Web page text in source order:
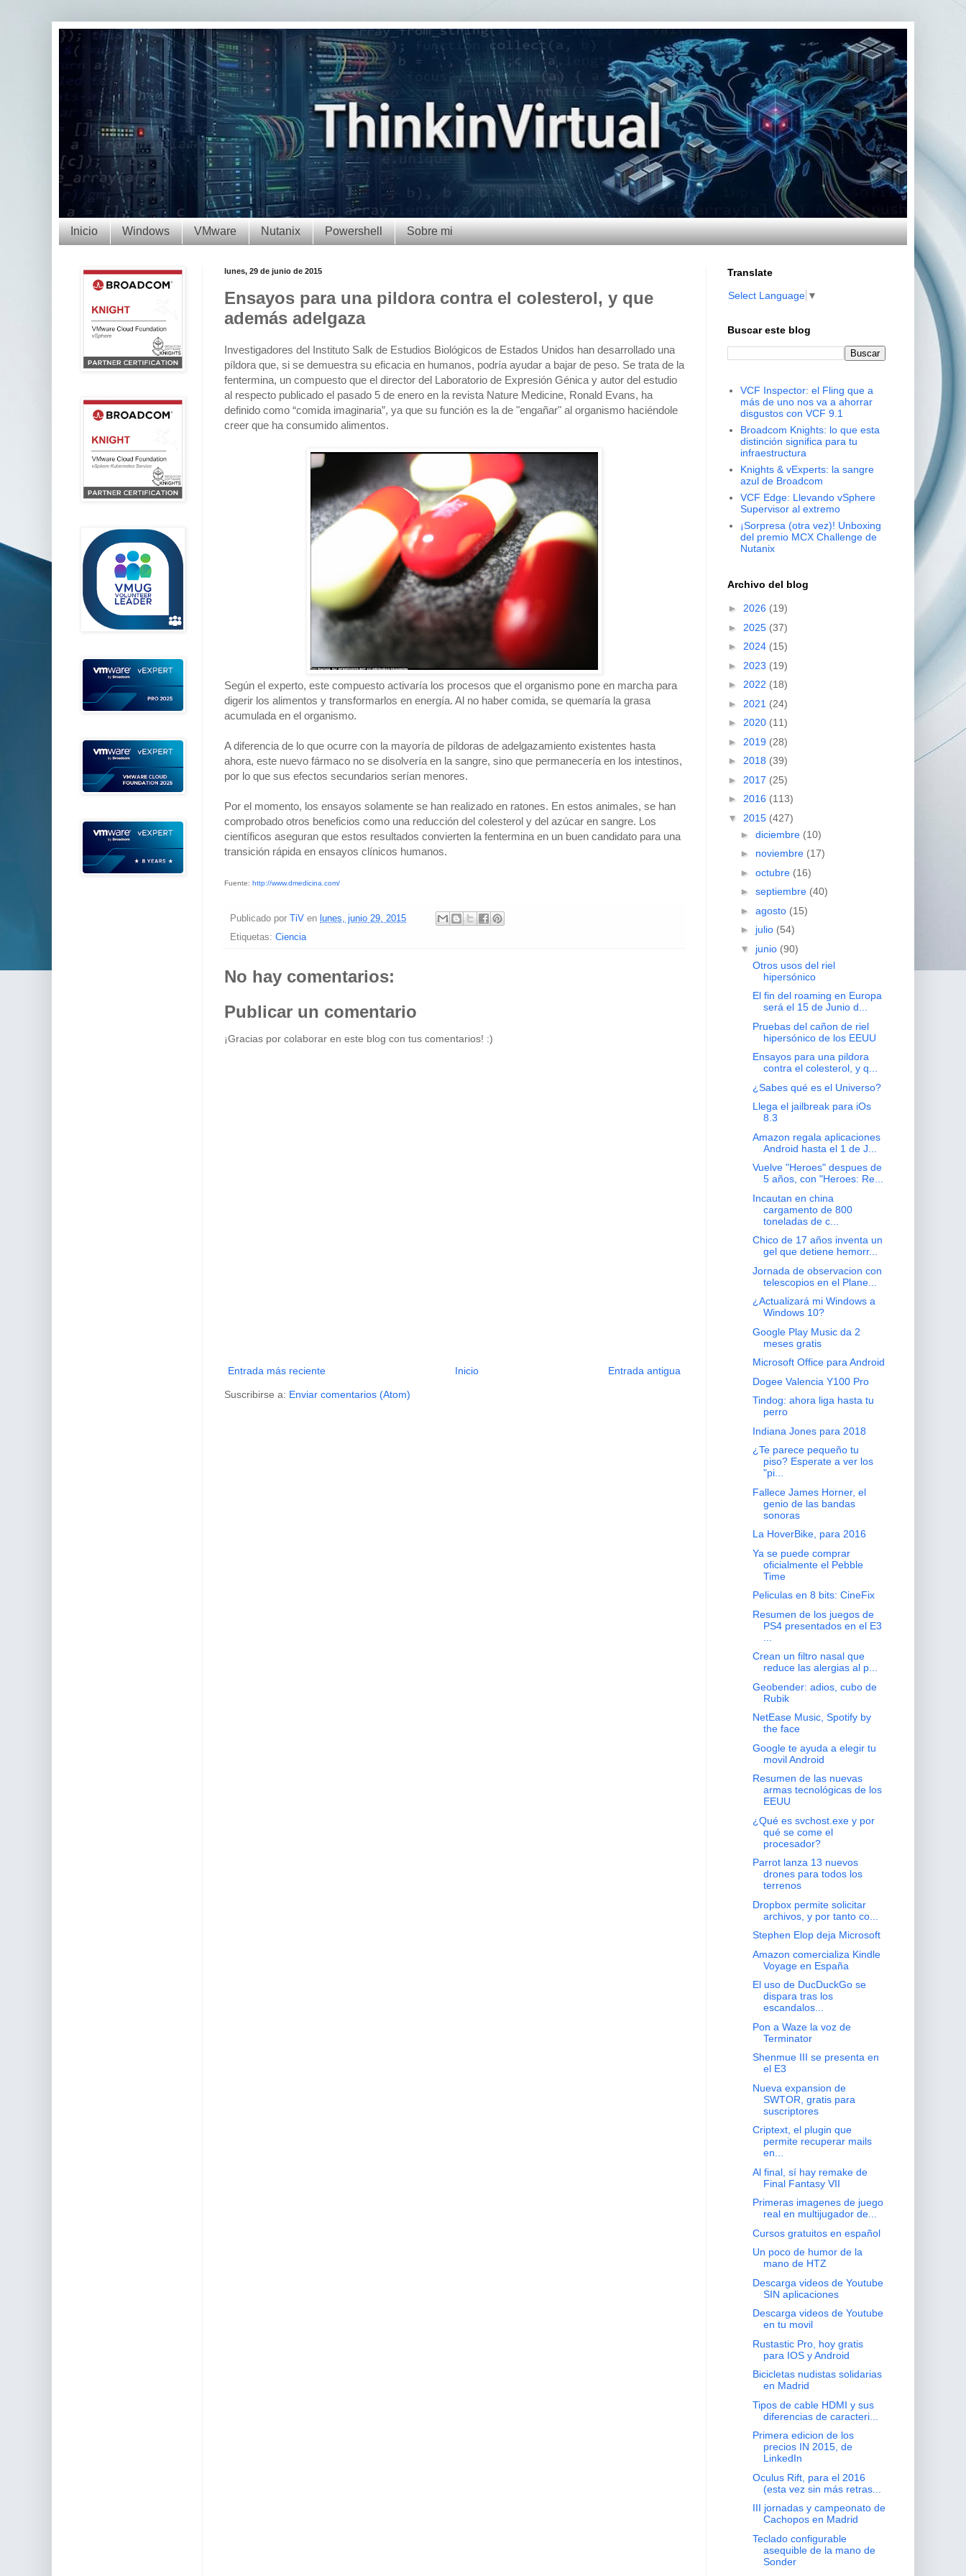
Inicio Windows VMware Nutanix Powershell Sobre mi
lunes, 29 de junio de 2015
Ensayos para una pildora contra el colesterol, y que
además adelgaza
Investigadores del Instituto Salk de Estudios Biológicos de Estados Unidos han desarrollado una
píldora que, si se demuestra su eficacia en humanos, podría ayudar a bajar de peso. Se trata de la
fentermina, un compuesto que el director del Laboratorio de Expresión Génica y autor del estudio
al respecto publicado el pasado 5 de enero en la revista Nature Medicine, Ronald Evans, ha
definido como “comida imaginaria”, ya que su función es la de "engañar" al organismo haciéndole
creer que ha consumido alimentos.
Según el experto, este compuesto activaría los procesos que el organismo pone en marcha para
digerir los alimentos y transformarlos en energía. Al no haber comida, se quemaría la grasa
acumulada en el organismo.
A diferencia de lo que ocurre con la mayoría de píldoras de adelgazamiento existentes hasta
ahora, este nuevo fármaco no se disolvería en la sangre, sino que permanecería en los intestinos,
por lo que sus efectos secundarios serían menores.
Por el momento, los ensayos solamente se han realizado en ratones. En estos animales, se han
comprobado otros beneficios como una reducción del colesterol y del azúcar en sangre. Los
científicos aseguran que estos resultados convierten la fentermina en un buen candidato para una
transición rápida en ensayos clínicos humanos.
Fuente: http://www.dmedicina.com/
Publicado por TiV en lunes, junio 29, 2015
Etiquetas: Ciencia
No hay comentarios:
Publicar un comentario
¡Gracias por colaborar en este blog con tus comentarios! :)
Entrada más reciente Entrada antigua
Inicio
Suscribirse a: Enviar comentarios (Atom)
Translate
Select Language ▼
Buscar este blog
VCF Inspector: el Fling que a
más de uno nos va a ahorrar
disgustos con VCF 9.1
Broadcom Knights: lo que esta
distinción significa para tu
infraestructura
Knights & vExperts: la sangre
azul de Broadcom
VCF Edge: Llevando vSphere
Supervisor al extremo
¡Sorpresa (otra vez)! Unboxing
del premio MCX Challenge de
Nutanix
Archivo del blog
► 2026 (19)
► 2025 (37)
► 2024 (15)
► 2023 (19)
► 2022 (18)
► 2021 (24)
► 2020 (11)
► 2019 (28)
► 2018 (39)
► 2017 (25)
► 2016 (113)
▼ 2015 (427)
► diciembre (10)
► noviembre (17)
► octubre (16)
► septiembre (40)
► agosto (15)
► julio (54)
▼ junio (90)
Otros usos del riel
hipersónico
El fin del roaming en Europa
será el 15 de Junio d...
Pruebas del cañon de riel
hipersónico de los EEUU
Ensayos para una pildora
contra el colesterol, y q...
¿Sabes qué es el Universo?
Llega el jailbreak para iOs
8.3
Amazon regala aplicaciones
Android hasta el 1 de J...
Vuelve "Heroes" despues de
5 años, con "Heroes: Re...
Incautan en china
cargamento de 800
toneladas de c...
Chico de 17 años inventa un
gel que detiene hemorr...
Jornada de observacion con
telescopios en el Plane...
¿Actualizará mi Windows a
Windows 10?
Google Play Music da 2
meses gratis
Microsoft Office para Android
Dogee Valencia Y100 Pro
Tindog: ahora liga hasta tu
perro
Indiana Jones para 2018
¿Te parece pequeño tu
piso? Esperate a ver los
"pi...
Fallece James Horner, el
genio de las bandas
sonoras
La HoverBike, para 2016
Ya se puede comprar
oficialmente el Pebble
Time
Peliculas en 8 bits: CineFix
Resumen de los juegos de
PS4 presentados en el E3
Crean un filtro nasal que
reduce las alergias al p...
Geobender: adios, cubo de
Rubik
NetEase Music, Spotify by
the face
Google te ayuda a elegir tu
movil Android
Resumen de las nuevas
armas tecnológicas de los
EEUU
¿Qué es svchost.exe y por
qué se come el
procesador?
Parrot lanza 13 nuevos
drones para todos los
terrenos
Dropbox permite solicitar
archivos, y por tanto co...
Stephen Elop deja Microsoft
Amazon comercializa Kindle
Voyage en España
El uso de DucDuckGo se
dispara tras los
escandalos...
Pon a Waze la voz de
Terminator
Shenmue III se presenta en
el E3
Nueva expansion de
SWTOR, gratis para
suscriptores
Criptext, el plugin que
permite recuperar mails
en...
Al final, sí hay remake de
Final Fantasy VII
Primeras imagenes de juego
real en multijugador de...
Cursos gratuitos en español
Un poco de humor de la
mano de HTZ
Descarga videos de Youtube
SIN aplicaciones
Descarga videos de Youtube
en tu movil
Rustastic Pro, hoy gratis
para IOS y Android
Bicicletas nudistas solidarias
en Madrid
Tipos de cable HDMI y sus
diferencias de caracteri...
Primera edicion de los
precios IN 2015, de
LinkedIn
Oculus Rift, para el 2016
(esta vez sin más retras...
III jornadas y campeonato de
Cachopos en Madrid
Teclado configurable
asequible de la mano de
Sonder